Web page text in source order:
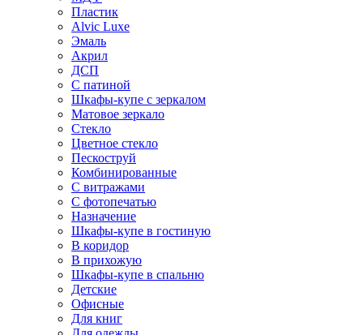
Пластик
Alvic Luxe
Эмаль
Акрил
ДСП
С патиной
Шкафы-купе с зеркалом
Матовое зеркало
Стекло
Цветное стекло
Пескоструй
Комбинированные
С витражами
С фотопечатью
Назначение
Шкафы-купе в гостиную
В коридор
В прихожую
Шкафы-купе в спальню
Детские
Офисные
Для книг